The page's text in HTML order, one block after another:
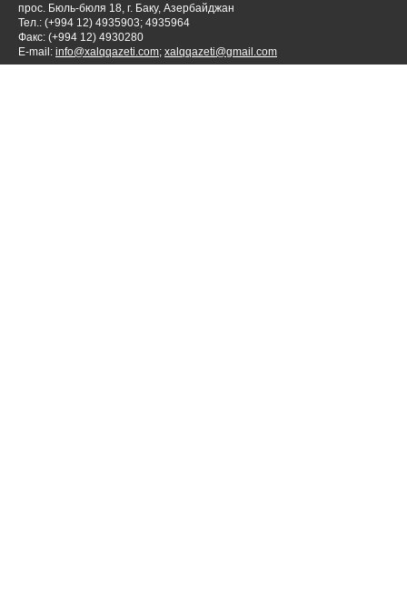
прос. Бюль-бюля 18, г. Баку, Азербайджан
Тел.: (+994 12) 4935903; 4935964
Факс: (+994 12) 4930280
E-mail: info@xalqqazeti.com; xalqqazeti@gmail.com